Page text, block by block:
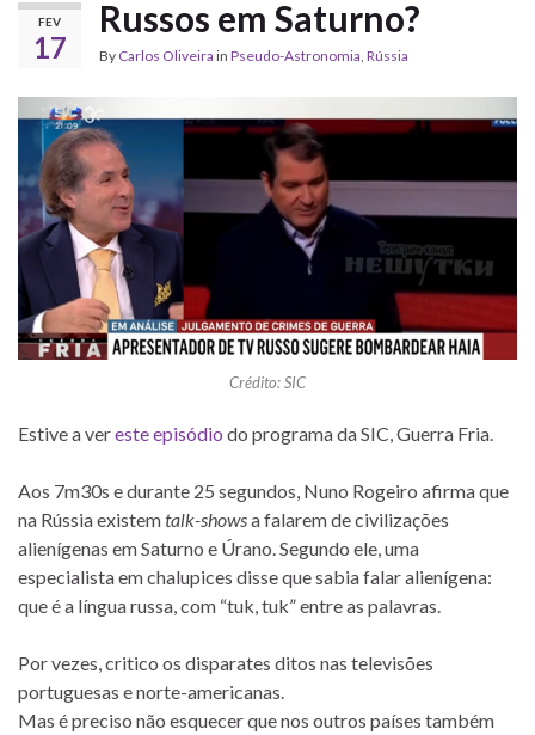
FEV
17
Russos em Saturno?
By Carlos Oliveira in Pseudo-Astronomia, Rússia
Crédito: SIC
Estive a vereste episódio do programa da SIC, Guerra Fria.
Aos 7m30s e durante 25 segundos, Nuno Rogeiro afirma que
na Rússia existemtalk-showsa falarem de civilizações
alienígenas em Saturno e Úrano. Segundo ele, uma
especialista em chalupices disse que sabia falar alienígena:
que é a língua russa, com “tuk, tuk” entre as palavras.
Por vezes, critico os disparates ditos nas televisões
portuguesas e norte-americanas.
Mas é preciso não esquecer que nos outros países também